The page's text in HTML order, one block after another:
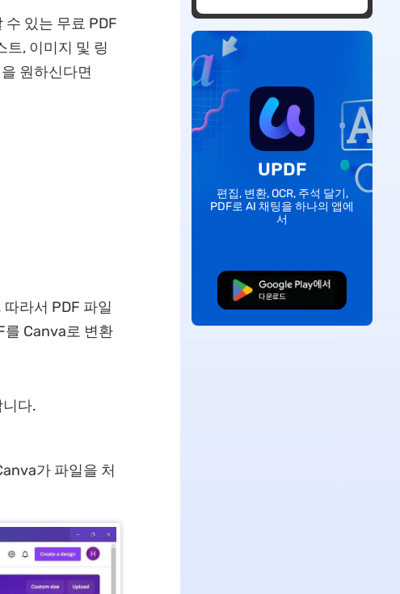
수 있는 무료 PDF
트, 이미지 및 링
원하신다면
라서 PDF 파일
를 Canva로 변환
다.
가 파일을 처
UPDF
편집, 변환, OCR, 주석 달기,
PDF로 AI 채팅을 하나의 앱에
서
무료로 다운로드